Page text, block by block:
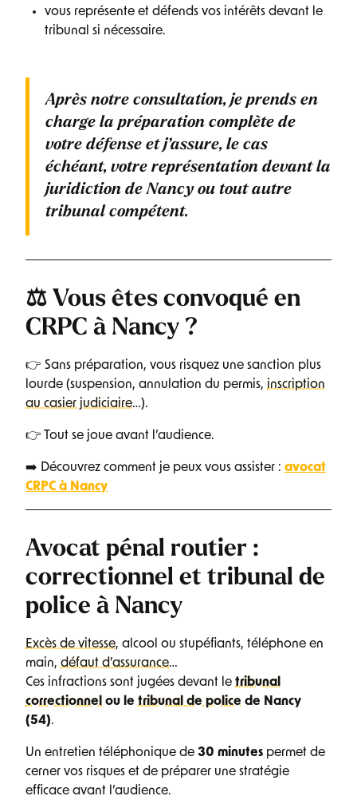
vous représente et défends vos intérêts devant le
tribunal si nécessaire.
Après notre consultation, je prends en
charge la préparation complète de
votre défense et j’assure, le cas
échéant, votre représentation devant la
juridiction de Nancy ou tout autre
tribunal compétent.
⚖️ Vous êtes convoqué en
CRPC à Nancy ?
👉 Sans préparation, vous risquez une sanction plus
lourde (suspension, annulation du permis, inscription
au casier judiciaire…).
👉 Tout se joue avant l’audience.
➡️ Découvrez comment je peux vous assister : avocat
CRPC à Nancy
Avocat pénal routier :
correctionnel et tribunal de
police à Nancy
Excès de vitesse, alcool ou stupéfiants, téléphone en
main, défaut d’assurance…
Ces infractions sont jugées devant le tribunal
correctionnel ou le tribunal de police de Nancy
(54).
Un entretien téléphonique de 30 minutes permet de
cerner vos risques et de préparer une stratégie
efficace avant l’audience.